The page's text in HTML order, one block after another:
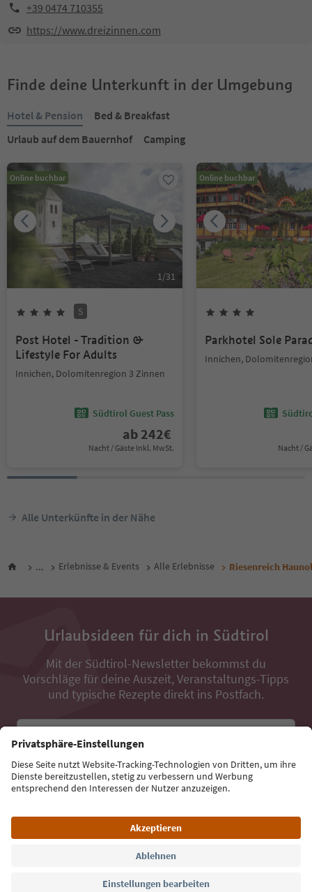
+39 0474 710355
https://www.dreizinnen.com
Finde deine Unterkunft in der Umgebung
Hotel & Pension
Bed & Breakfast
Urlaub auf dem Bauernhof
Camping
Online buchbar
1/31
S
Post Hotel - Tradition &
Lifestyle For Adults
Innichen, Dolomitenregion 3 Zinnen
Südtirol Guest Pass
ab 242€
Nacht / Gäste Inkl. MwSt.
Online buchbar
Parkhotel Sole
Innichen,
Nacht /
Alle Unterkünfte in der Nähe
... Erlebnisse & Events Alle Erlebnisse Riesenreich
Urlaubsideen für dich in Südtirol
Mit der Südtirol-Newsletter bekommst du
Vorschläge für deine Auszeit, Veranstaltungs-Tipps
und typische Rezepte direkt ins Postfach.
Jetzt anmelden